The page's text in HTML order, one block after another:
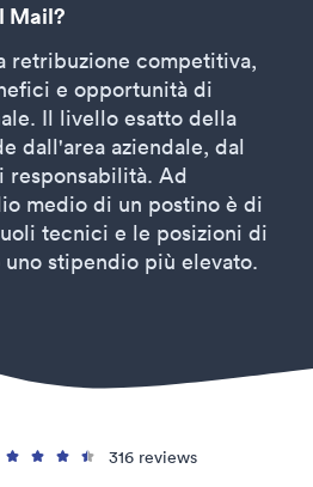
Mail?
retribuzione competitiva,
e opportunità di
Il livello esatto della
dall'area aziendale, dal
Ad
medio di un postino è di
tecnici e le posizioni di
uno stipendio più elevato.
316 reviews